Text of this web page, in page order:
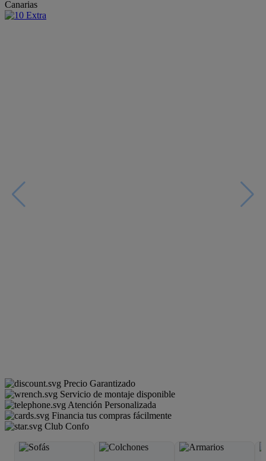
Canarias
Precio Garantizado
Servicio de montaje disponible
Atención Personalizada
Financia tus compras fácilmente
Club Confo